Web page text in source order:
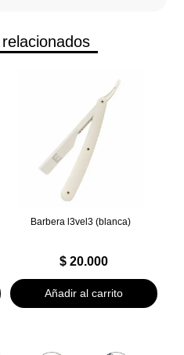
Barbera l3vel3 (blanca)
$20.000
Añadir al carrito